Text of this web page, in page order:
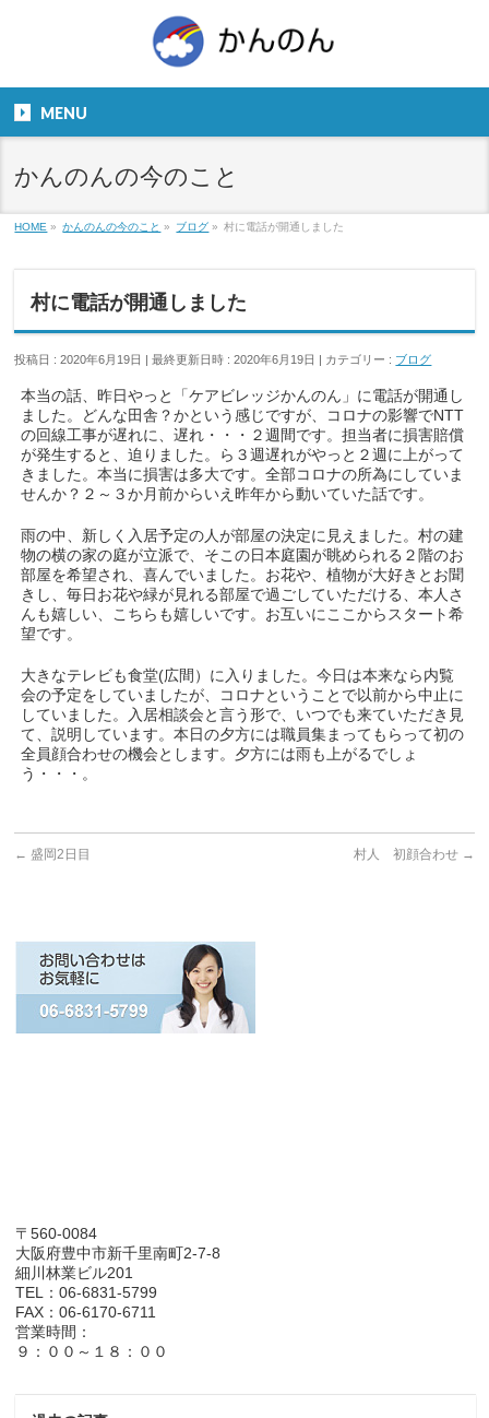
９：００～１８：００
MENU
かんのんの今のこと
HOME » かんのんの今のこと » ブログ » 村に電話が開通しました
村に電話が開通しました
投稿日 : 2020年6月19日 最終更新日時 : 2020年6月19日 カテゴリー : ブログ
本当の話、昨日やっと「ケアビレッジかんのん」に電話が開通し
ました。どんな田舎？かという感じですが、コロナの影響でNTT
の回線工事が遅れに、遅れ・・・２週間です。担当者に損害賠償
が発生すると、迫りました。ら３週遅れがやっと２週に上がって
きました。本当に損害は多大です。全部コロナの所為にしていま
せんか？２～３か月前からいえ昨年から動いていた話です。
雨の中、新しく入居予定の人が部屋の決定に見えました。村の建
物の横の家の庭が立派で、そこの日本庭園が眺められる２階のお
部屋を希望され、喜んでいました。お花や、植物が大好きとお聞
きし、毎日お花や緑が見れる部屋で過ごしていただける、本人さ
んも嬉しい、こちらも嬉しいです。お互いにここからスタート希
望です。
大きなテレビも食堂(広間）に入りました。今日は本来なら内覧
会の予定をしていましたが、コロナということで以前から中止に
していました。入居相談会と言う形で、いつでも来ていただき見
て、説明しています。本日の夕方には職員集まってもらって初の
全員顔合わせの機会とします。夕方には雨も上がるでしょ
う・・・。
← 盛岡2日目 村人 初顔合わせ →
〒560-0084
大阪府豊中市新千里南町2-7-8
細川林業ビル201
TEL：06-6831-5799
FAX：06-6170-6711
営業時間：
９：００～１８：００